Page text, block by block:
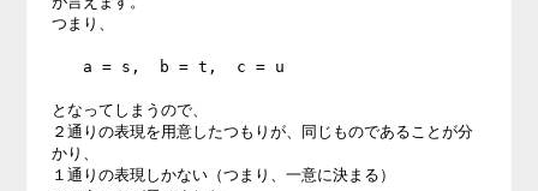
つまり、
a = s,  b = t,  c = u
となってしまうので、
２通りの表現を用意したつもりが、同じものであることが分
かり、
１通りの表現しかない（つまり、一意に決まる）